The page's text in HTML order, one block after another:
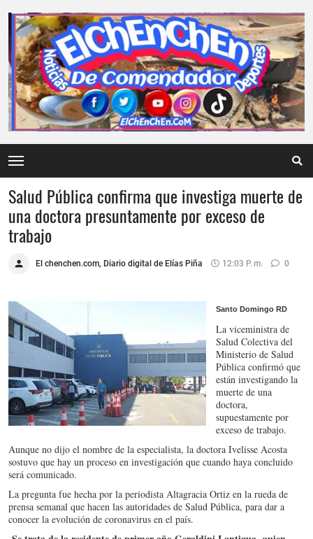
Salud Pública confirma que investiga muerte de
una doctora presuntamente por exceso de
trabajo
El chenchen.com, Diario digital de Elías Piña 12:03 P. M. 0
Santo Domingo RD
La viceministra de
Salud Colectiva del
Ministerio de Salud
Pública confirmó que
están investigando la
muerte de una
doctora,
supuestamente por
exceso de trabajo.
Aunque no dijo el nombre de la especialista, la doctora Ivelisse Acosta
sostuvo que hay un proceso en investigación que cuando haya concluido
será comunicado.
La pregunta fue hecha por la periodista Altagracia Ortiz en la rueda de
prensa semanal que hacen las autoridades de Salud Pública, para dar a
conocer la evolución de coronavirus en el país.